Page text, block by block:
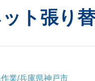
ト張り
業/兵庫県神戸市